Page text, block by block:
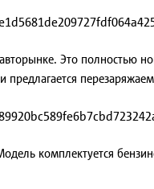
Это полностью
комплектуется